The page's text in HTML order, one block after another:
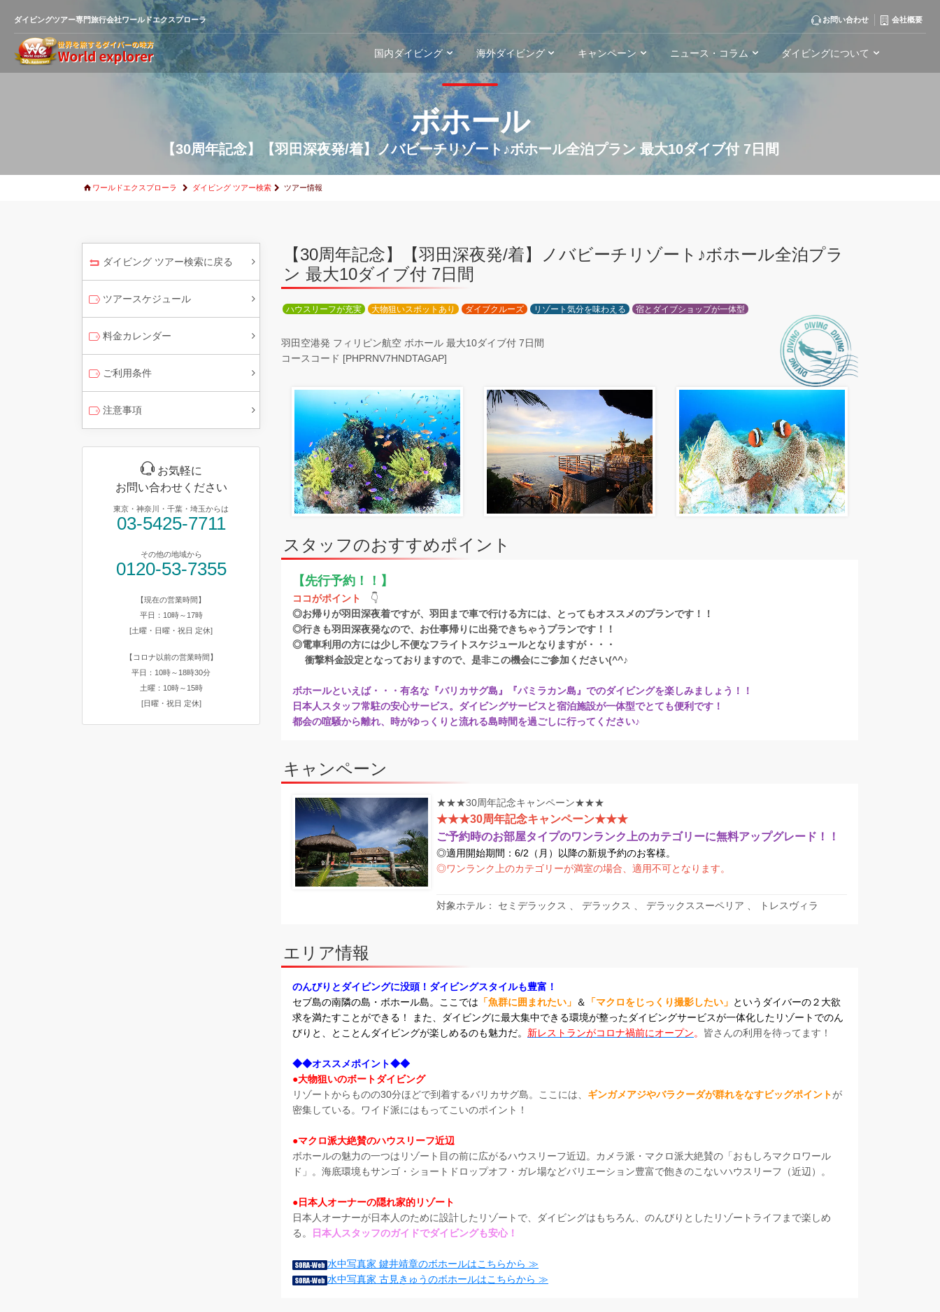
ボホール
【30周年記念】【羽田深夜発/着】ノバビーチリゾート♪ボホール全泊プラン 最大10ダイブ付 7日間
ワールドエクスプローラ ダイビング ツアー検索 ツアー情報
ダイビング ツアー検索に戻る
ツアースケジュール
料金カレンダー
ご利用条件
注意事項
お気軽に
お問い合わせください
東京・神奈川・千葉・埼玉からは
03-5425-7711
その他の地域から
0120-53-7355
【現在の営業時間】
平日：10時～17時
[土曜・日曜・祝日 定休]
【コロナ以前の営業時間】
平日：10時～18時30分
土曜：10時～15時
[日曜・祝日 定休]
【30周年記念】【羽田深夜発/着】ノバビーチリゾート♪ボホール全泊プラ
ン 最大10ダイブ付 7日間
ハウスリーフが充実 大物狙いスポットあり ダイブクルーズ リゾート気分を味わえる 宿とダイブショップが一体型
羽田空港発 フィリピン航空 ボホール 最大10ダイブ付 7日間
コースコード [PHPRNV7HNDTAGAP]
スタッフのおすすめポイント
【先行予約！！】
ココがポイント
👇
◎お帰りが羽田深夜着ですが、羽田まで車で行ける方には、とってもオススメのプランです！！
◎行きも羽田深夜発なので、お仕事帰りに出発できちゃうプランです！！
◎電車利用の方には少し不便なフライトスケジュールとなりますが・・・
衝撃料金設定となっておりますので、是非この機会にご参加ください(^^♪
ボホールといえば・・・有名な『バリカサグ島』『パミラカン島』でのダイビングを楽しみましょう！！
日本人スタッフ常駐の安心サービス。ダイビングサービスと宿泊施設が一体型でとても便利です！
都会の喧騒から離れ、時がゆっくりと流れる島時間を過ごしに行ってください♪
キャンペーン
★★★30周年記念キャンペーン★★★
★★★30周年記念キャンペーン★★★
ご予約時のお部屋タイプのワンランク上のカテゴリーに無料アップグレード！！
◎適用開始期間：6/2（月）以降の新規予約のお客様。
◎ワンランク上のカテゴリーが満室の場合、適用不可となります。
対象ホテル： セミデラックス 、 デラックス 、 デラックススーペリア 、 トレスヴィラ
エリア情報
のんびりとダイビングに没頭！ダイビングスタイルも豊富！
セブ島の南隣の島・ボホール島。ここでは 「魚群に囲まれたい」 ＆ 「マクロをじっくり撮影したい」 というダイバーの２大欲
求を満たすことができる！ また、ダイビングに最大集中できる環境が整ったダイビングサービスが一体化したリゾートでのん
びりと、とことんダイビングが楽しめるのも魅力だ。 新レストランがコロナ禍前にオープン。 皆さんの利用を待ってます！
◆◆オススメポイント◆◆
●大物狙いのボートダイビング
リゾートからものの30分ほどで到着するバリカサグ島。ここには、 ギンガメアジやバラクーダが群れをなすビッグポイントが
密集している。ワイド派にはもってこいのポイント！
●マクロ派大絶賛のハウスリーフ近辺
ボホールの魅力の一つはリゾート目の前に広がるハウスリーフ近辺。カメラ派・マクロ派大絶賛の「おもしろマクロワール
ド」。海底環境もサンゴ・ショートドロップオフ・ガレ場などバリエーション豊富で飽きのこないハウスリーフ（近辺）。
●日本人オーナーの隠れ家的リゾート
日本人オーナーが日本人のために設計したリゾートで、ダイビングはもちろん、のんびりとしたリゾートライフまで楽しめ
る。
日本人スタッフのガイドでダイビングも安心！
水中写真家 鍵井靖章のボホールはこちらから ≫
水中写真家 古見きゅうのボホールはこちらから ≫
ダイビングツアー専門旅行会社ワールドエクスプローラ お問い合わせ 会社概要
国内ダイビング 海外ダイビング キャンペーン ニュース・コラム ダイビングについて